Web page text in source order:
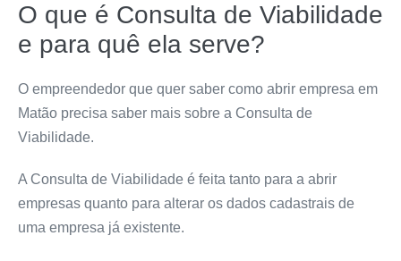
O que é Consulta de Viabilidade
e para quê ela serve?
O empreendedor que quer saber como abrir empresa em
Matão precisa saber mais sobre a Consulta de
Viabilidade.
A Consulta de Viabilidade é feita tanto para a abrir
empresas quanto para alterar os dados cadastrais de
uma empresa já existente.